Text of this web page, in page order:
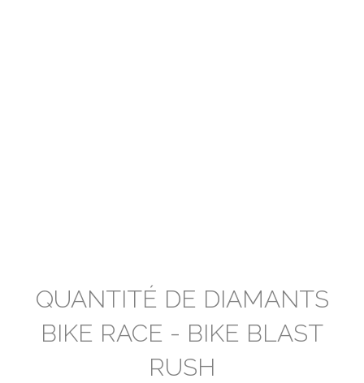
QUANTITÉ DE DIAMANTS
BIKE RACE - BIKE BLAST
RUSH